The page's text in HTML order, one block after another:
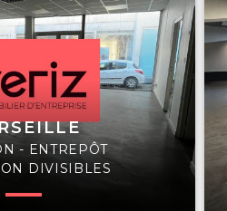
- ENTREPÔT
DIVISIBLES